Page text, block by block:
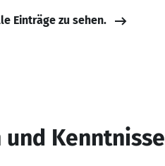
Einträge zu sehen.
Kenntnisse